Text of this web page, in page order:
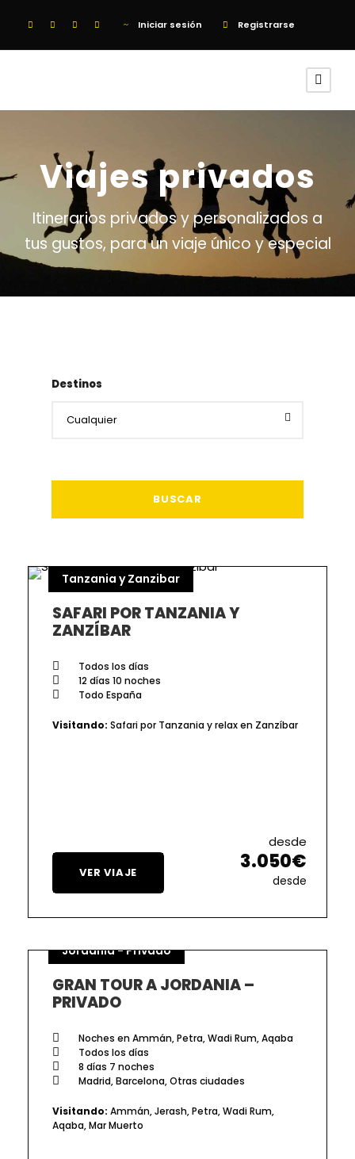
Iniciar sesión Registrarse
Viajes privados
Itinerarios privados y personalizados a
tus gustos, para un viaje único y especial
Destinos
Tanzania y Zanzibar
SAFARI POR TANZANIA Y
ZANZÍBAR
VER VIAJE
desde
3.050€
desde
Todos los días
12 días 10 noches
Todo España
Visitando: Safari por Tanzania y relax en Zanzíbar
Jordania - Privado
GRAN TOUR A JORDANIA –
PRIVADO
Noches en Ammán, Petra, Wadi Rum, Aqaba
Todos los días
8 días 7 noches
Madrid, Barcelona, Otras ciudades
Visitando: Ammán, Jerash, Petra, Wadi Rum,
Aqaba, Mar Muerto